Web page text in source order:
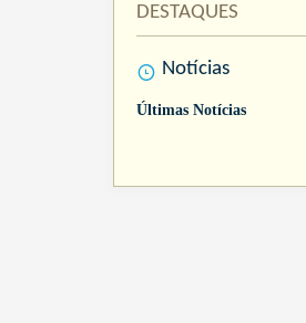
DESTAQUES
Notícias
Últimas Notícias